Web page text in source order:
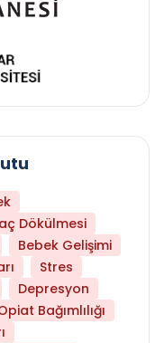
Dökülmesi
Bebek Gelişimi
Stres
Depresyon
Bağımlılığı